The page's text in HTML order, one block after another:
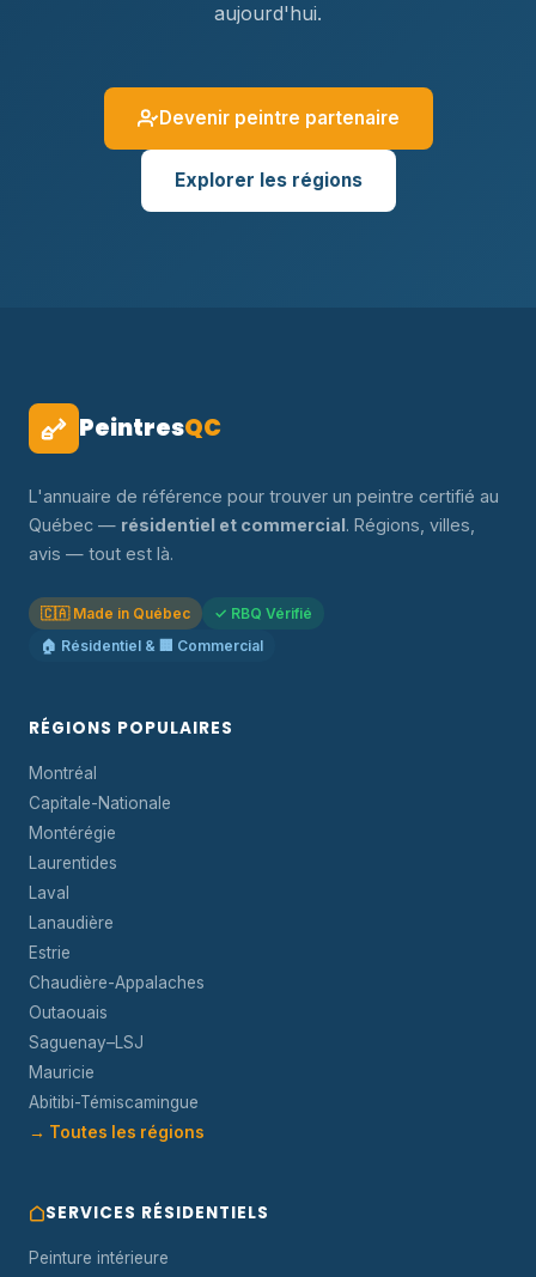
aujourd'hui.
Devenir peintre partenaire
Explorer les régions
PeintresQC
L'annuaire de référence pour trouver un peintre certifié au
Québec — résidentiel et commercial. Régions, villes,
avis — tout est là.
🇨🇦 Made in Québec
✓ RBQ Vérifié
🏠 Résidentiel & 🏢 Commercial
RÉGIONS POPULAIRES
Montréal
Capitale-Nationale
Montérégie
Laurentides
Laval
Lanaudière
Estrie
Chaudière-Appalaches
Outaouais
Saguenay–LSJ
Mauricie
Abitibi-Témiscamingue
→ Toutes les régions
SERVICES RÉSIDENTIELS
Peinture intérieure